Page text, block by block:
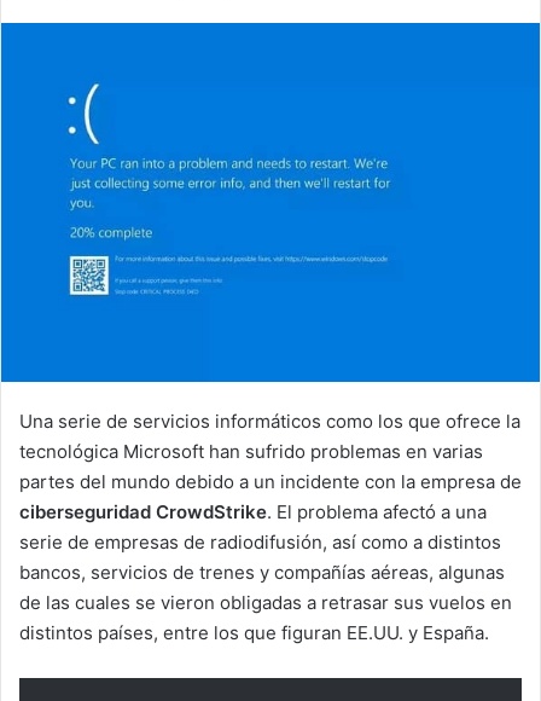
Una serie de servicios informáticos como los que ofrece la
tecnológica Microsoft han sufrido problemas en varias
partes del mundo debido a un incidente con la empresa de
ciberseguridad CrowdStrike. El problema afectó a una
serie de empresas de radiodifusión, así como a distintos
bancos, servicios de trenes y compañías aéreas, algunas
de las cuales se vieron obligadas a retrasar sus vuelos en
distintos países, entre los que figuran EE.UU. y España.